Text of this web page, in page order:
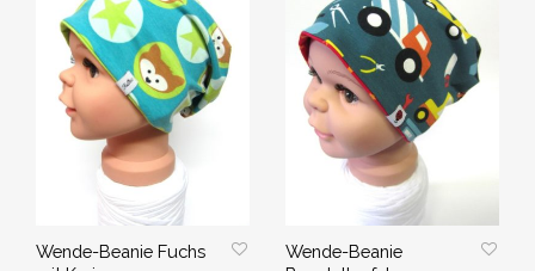
Wende-Beanie Fuchs
Wende-Beanie